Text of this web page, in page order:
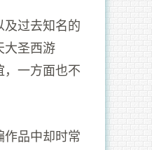
过去知名的
大圣西游
一方面也不
作品中却时常